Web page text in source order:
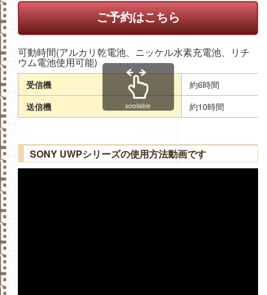
ご予約はこちら
可動時間(アルカリ乾電池、ニッケル水素充電池、リチ
ウム電池使用可能)
受信機
約6時間
送信機
約10時間
scrollable
SONY UWPシリーズの使用方法動画です